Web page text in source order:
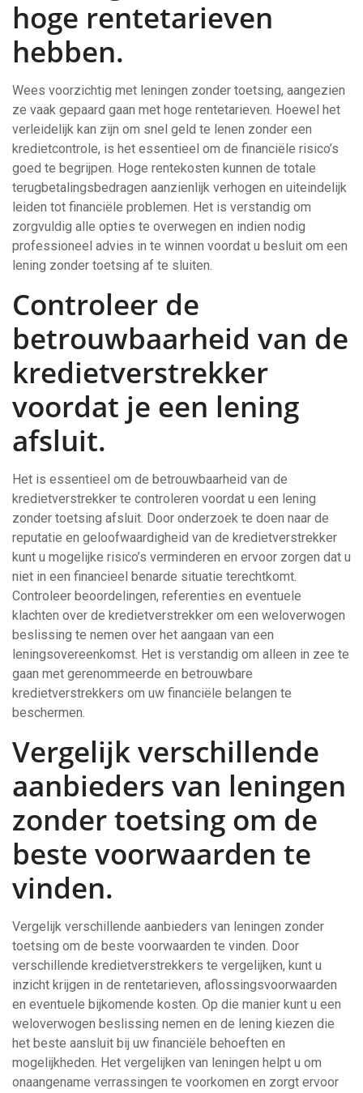
hoge rentetarieven
hebben.
Wees voorzichtig met leningen zonder toetsing, aangezien
ze vaak gepaard gaan met hoge rentetarieven. Hoewel het
verleidelijk kan zijn om snel geld te lenen zonder een
kredietcontrole, is het essentieel om de financiële risico’s
goed te begrijpen. Hoge rentekosten kunnen de totale
terugbetalingsbedragen aanzienlijk verhogen en uiteindelijk
leiden tot financiële problemen. Het is verstandig om
zorgvuldig alle opties te overwegen en indien nodig
professioneel advies in te winnen voordat u besluit om een
lening zonder toetsing af te sluiten.
Controleer de
betrouwbaarheid van de
kredietverstrekker
voordat je een lening
afsluit.
Het is essentieel om de betrouwbaarheid van de
kredietverstrekker te controleren voordat u een lening
zonder toetsing afsluit. Door onderzoek te doen naar de
reputatie en geloofwaardigheid van de kredietverstrekker
kunt u mogelijke risico’s verminderen en ervoor zorgen dat u
niet in een financieel benarde situatie terechtkomt.
Controleer beoordelingen, referenties en eventuele
klachten over de kredietverstrekker om een weloverwogen
beslissing te nemen over het aangaan van een
leningsovereenkomst. Het is verstandig om alleen in zee te
gaan met gerenommeerde en betrouwbare
kredietverstrekkers om uw financiële belangen te
beschermen.
Vergelijk verschillende
aanbieders van leningen
zonder toetsing om de
beste voorwaarden te
vinden.
Vergelijk verschillende aanbieders van leningen zonder
toetsing om de beste voorwaarden te vinden. Door
verschillende kredietverstrekkers te vergelijken, kunt u
inzicht krijgen in de rentetarieven, aflossingsvoorwaarden
en eventuele bijkomende kosten. Op die manier kunt u een
weloverwogen beslissing nemen en de lening kiezen die
het beste aansluit bij uw financiële behoeften en
mogelijkheden. Het vergelijken van leningen helpt u om
onaangename verrassingen te voorkomen en zorgt ervoor